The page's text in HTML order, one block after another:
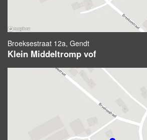
Broeksestraat 12a, Gendt
Klein Middeltromp vof